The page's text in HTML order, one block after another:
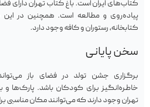
کتاب‌های ایران است. باغ کتاب تهران دارای
پیاده‌روی و مطالعه است. همچنین در این
کتابخانه، رستوران و کافه وجود دارد.
سخن پایانی
برگزاری جشن تولد در فضای باز
خاطره‌انگیز برای کودکان باشد. پارک‌ها و
تهران وجود دارند که می‌توانند مکان مناسبی